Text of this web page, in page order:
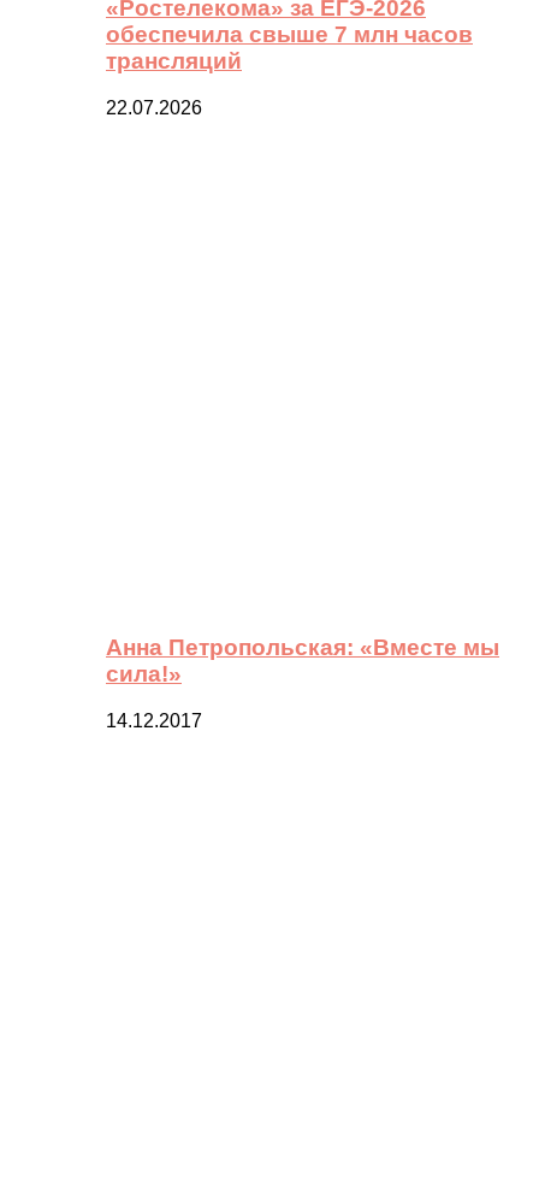
«Ростелекома» за ЕГЭ-2026
обеспечила свыше 7 млн часов
трансляций
22.07.2026
Анна Петропольская: «Вместе мы
сила!»
14.12.2017